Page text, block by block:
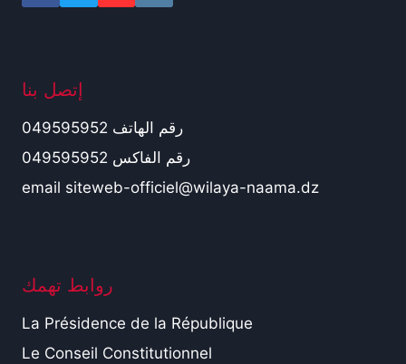
إتصل بنا
رقم الهاتف 049595952
رقم الفاكس 049595952
email siteweb-officiel@wilaya-naama.dz
روابط تهمك
La Présidence de la République
Le Conseil Constitutionnel